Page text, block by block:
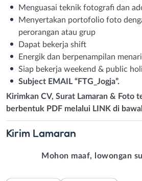
Menguasai teknik fotografi dan
Menyertakan portofolio foto
perorangan atau grup
Dapat bekerja shift
Energik dan berpenampilan
Siap bekerja weekend & public
Subject EMAIL “FTG_Jogja”.
Kirimkan CV, Surat Lamaran & Foto
berbentuk PDF melalui LINK di
Kirim Lamaran
Mohon maaf, lowongan